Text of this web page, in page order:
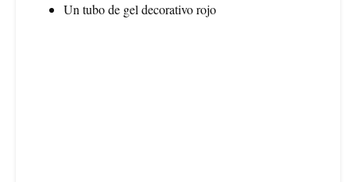
Un tubo de gel decorativo rojo